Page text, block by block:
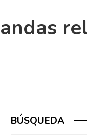
BÚSQUEDA